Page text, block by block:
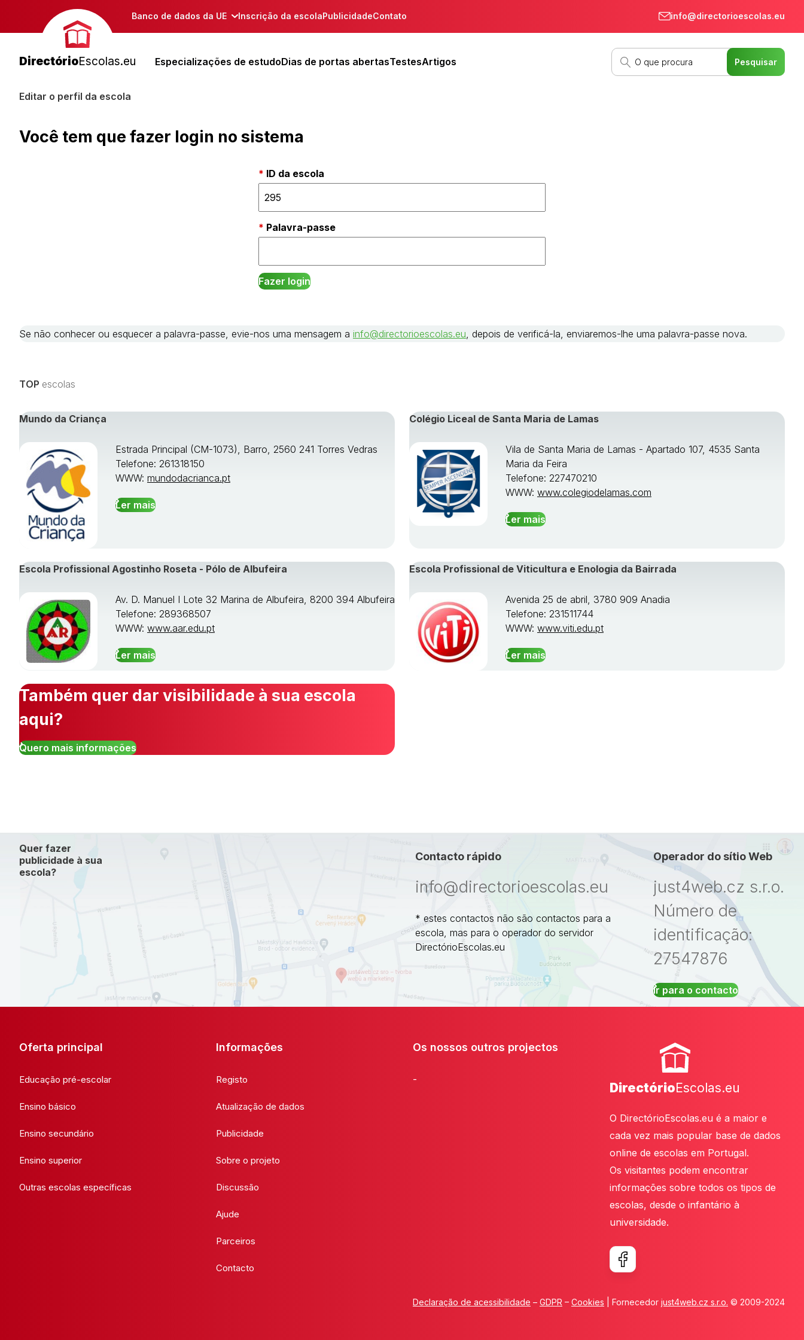
Banco de dados da UE Inscrição da escolaPublicidadeContato info@directorioescolas.eu
DirectórioEscolas.eu Especializações de estudoDias de portas abertasTestesArtigos
Editar o perfil da escola
Você tem que fazer login no sistema
ID da escola
Palavra-passe
Se não conhecer ou esquecer a palavra-passe, evie-nos uma mensagem a info@directorioescolas.eu , depois de verificá-la, enviaremos-lhe uma palavra-passe nova.
TOP escolas
Mundo da Criança
Estrada Principal (CM-1073), Barro, 2560 241 Torres Vedras
Telefone: 261318150
WWW: mundodacrianca.pt
Ler mais
Colégio Liceal de Santa Maria de Lamas
Vila de Santa Maria de Lamas - Apartado 107, 4535 Santa
Maria da Feira
Telefone: 227470210
WWW: www.colegiodelamas.com
Ler mais
Escola Profissional Agostinho Roseta - Pólo de Albufeira
Av. D. Manuel I Lote 32 Marina de Albufeira, 8200 394 Albufeira
Telefone: 289368507
WWW: www.aar.edu.pt
Ler mais
Escola Profissional de Viticultura e Enologia da Bairrada
Avenida 25 de abril, 3780 909 Anadia
Telefone: 231511744
WWW: www.viti.edu.pt
Ler mais
Também quer dar visibilidade à sua escola
aqui?
Quero mais informações
Quer fazer
publicidade à sua
escola?
Contacto rápido
info@directorioescolas.eu
* estes contactos não são contactos para a
escola, mas para o operador do servidor
DirectórioEscolas.eu
Operador do sítio Web
just4web.cz s.r.o.
Número de
identificação:
27547876
Ir para o contacto
Oferta principal
Educação pré-escolar
Ensino básico
Ensino secundário
Ensino superior
Outras escolas específicas
Informações
Registo
Atualização de dados
Publicidade
Sobre o projeto
Discussão
Ajude
Parceiros
Contacto
Os nossos outros projectos
-
DirectórioEscolas.eu
O DirectórioEscolas.eu é a maior e
cada vez mais popular base de dados
online de escolas em Portugal.
Os visitantes podem encontrar
informações sobre todos os tipos de
escolas, desde o infantário à
universidade.
Declaração de acessibilidade – GDPR – Cookies | Fornecedor just4web.cz s.r.o. © 2009-2024